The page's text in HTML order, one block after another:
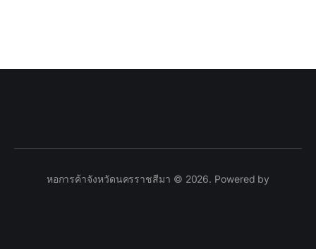
หอการค้าจังหวัดนครราชสีมา © 2026. Powered by